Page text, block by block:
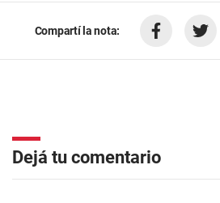
Compartí la nota:
Dejá tu comentario